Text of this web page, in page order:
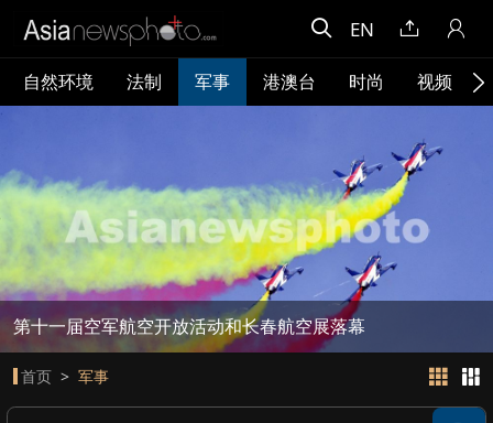
EN
自然环境 法制 军事 港澳台 时尚 视频
第十一届空军航空开放活动和长春航空展落幕
首页 军事